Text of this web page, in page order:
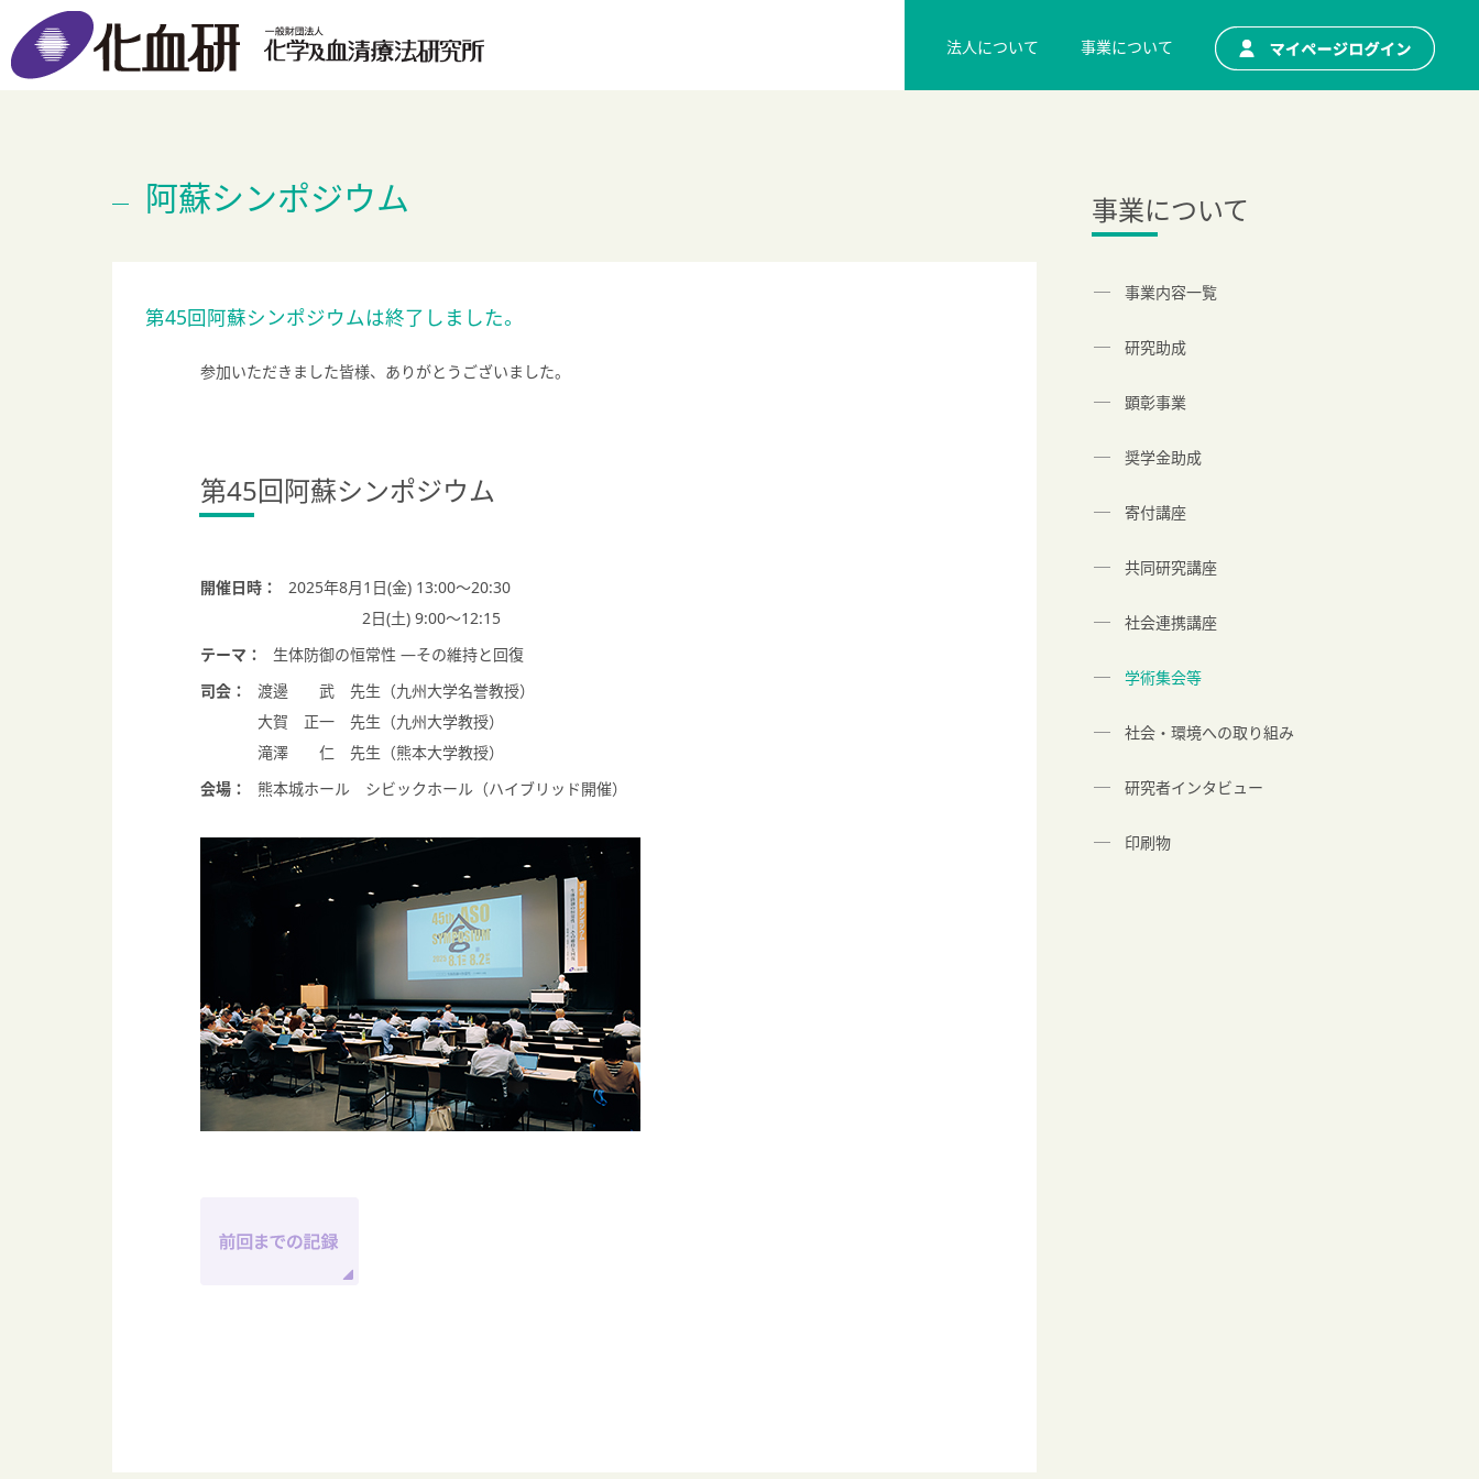
法人について 事業について
阿蘇シンポジウム
第45回阿蘇シンポジウムは終了しました。
参加いただきました皆様、ありがとうございました。
第45回阿蘇シンポジウム
開催日時：
2025年8月1日(金) 13:00～20:30
2日(土) 9:00～12:15
テーマ：
生体防御の恒常性 ―その維持と回復
司会：
渡邊 武 先生（九州大学名誉教授）
大賀 正一 先生（九州大学教授）
滝澤 仁 先生（熊本大学教授）
会場：
熊本城ホール シビックホール（ハイブリッド開催）
事業について
事業内容一覧
研究助成
顕彰事業
奨学金助成
寄付講座
共同研究講座
社会連携講座
学術集会等
社会・環境への取り組み
研究者インタビュー
印刷物